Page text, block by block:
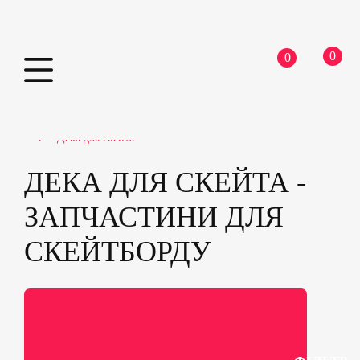
content
0 0
Дека для скейта
ДЕКА ДЛЯ СКЕЙТА -
ЗАПЧАСТИНИ ДЛЯ
СКЕЙТБОРДУ